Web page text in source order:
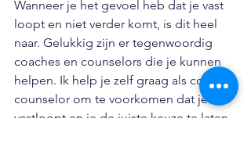
Wanneer je het gevoel heb dat je vast
loopt en niet verder komt, is dit heel
naar. Gelukkig zijn er tegenwoordig
coaches en counselors die je kunnen
helpen. Ik help je zelf graag als coach-
counselor om te voorkomen dat je
vastloopt en je de juiste keuze te laten